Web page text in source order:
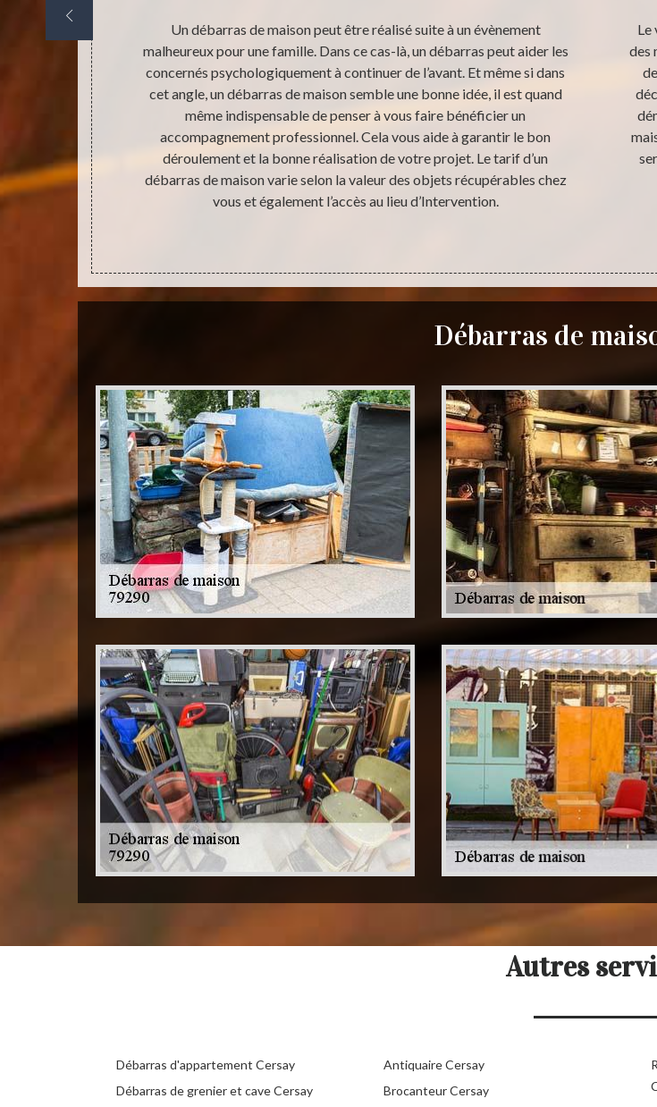
hésiter à
Un débarras de maison peut être réalisé suite à un évènement
malheureux pour une famille. Dans ce cas-là, un débarras peut aider les
concernés psychologiquement à continuer de l’avant. Et même si dans
cet angle, un débarras de maison semble une bonne idée, il est quand
même indispensable de penser à vous faire bénéficier un
accompagnement professionnel. Cela vous aide à garantir le bon
déroulement et la bonne réalisation de votre projet. Le tarif d’un
débarras de maison varie selon la valeur des objets récupérables chez
vous et également l’accès au lieu d’Intervention.
Le
des
Débarras de
Autres
Débarras d'appartement Cersay
Débarras de grenier et cave Cersay
Antiquaire Cersay
Brocanteur Cersay